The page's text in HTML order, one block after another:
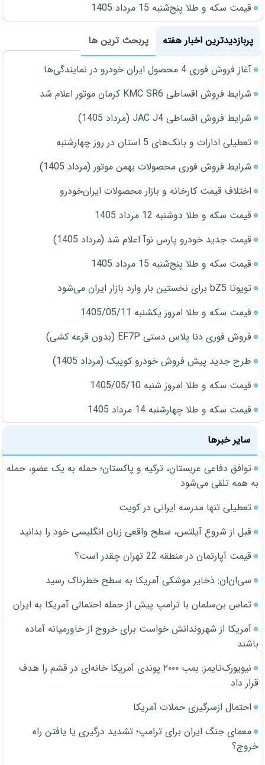
قیمت سکه و طلا پنج‌شنبه 15 مرداد 1405
پربازدیدترین اخبار هفته
پربحث ترین ها
آغاز فروش فوری 4 محصول ایران خودرو در نمایندگی‌ها
شرایط فروش اقساطی KMC SR6 کرمان موتور اعلام شد
شرایط فروش اقساطی JAC J4 (مرداد 1405)
تعطیلی ادارات و بانک‌های 5 استان در روز چهارشنبه
شرایط فروش فوری محصولات بهمن موتور (مرداد 1405)
اختلاف قیمت کارخانه و بازار محصولات ایران‌خودرو
قیمت سکه و طلا دوشنبه 12 مرداد 1405
قیمت جدید خودرو پارس نوآ اعلام شد (مرداد 1405)
قیمت سکه و طلا پنج‌شنبه 15 مرداد 1405
تویوتا bZ5 برای نخستین بار وارد بازار ایران می‌شود
قیمت سکه و طلا امروز یکشنبه 1405/05/11
فروش فوری دنا پلاس دستی EF7P (بدون قرعه کشی)
طرح جدید پیش فروش خودرو کوییک (مرداد 1405)
قیمت سکه و طلا امروز شنبه 1405/05/10
قیمت سکه و طلا چهارشنبه 14 مرداد 1405
سایر خبرها
توافق دفاعی عربستان، ترکیه و پاکستان؛ حمله به یک عضو، حمله
به همه تلقی می‌شود
تعطیلی تنها مدرسه ایرانی در کویت
قبل از شروع آیلتس، سطح واقعی زبان انگلیسی خود را بدانید
قیمت آپارتمان در منطقه 22 تهران چقدر است؟
سی‌ان‌ان: ذخایر موشکی آمریکا به سطح خطرناک رسید
تماس بن‌سلمان با ترامپ پیش از حمله احتمالی آمریکا به ایران
آمریکا از شهروندانش خواست برای خروج از خاورمیانه آماده
باشند
نیویورک‌تایمز: بمب ۲۰۰۰ پوندی آمریکا خانه‌ای در قشم را هدف
قرار داد
احتمال ازسرگیری حملات آمریکا
معمای جنگ ایران برای ترامپ؛ تشدید درگیری یا یافتن راه
خروج؟